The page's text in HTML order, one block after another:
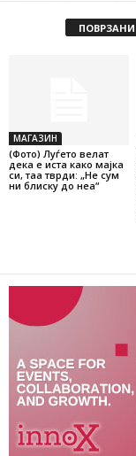
МАГАЗИН
(Фото) Луѓето велат
дека е иста како мајка
си, таа тврди: „Не сум
ни блиску до неа“